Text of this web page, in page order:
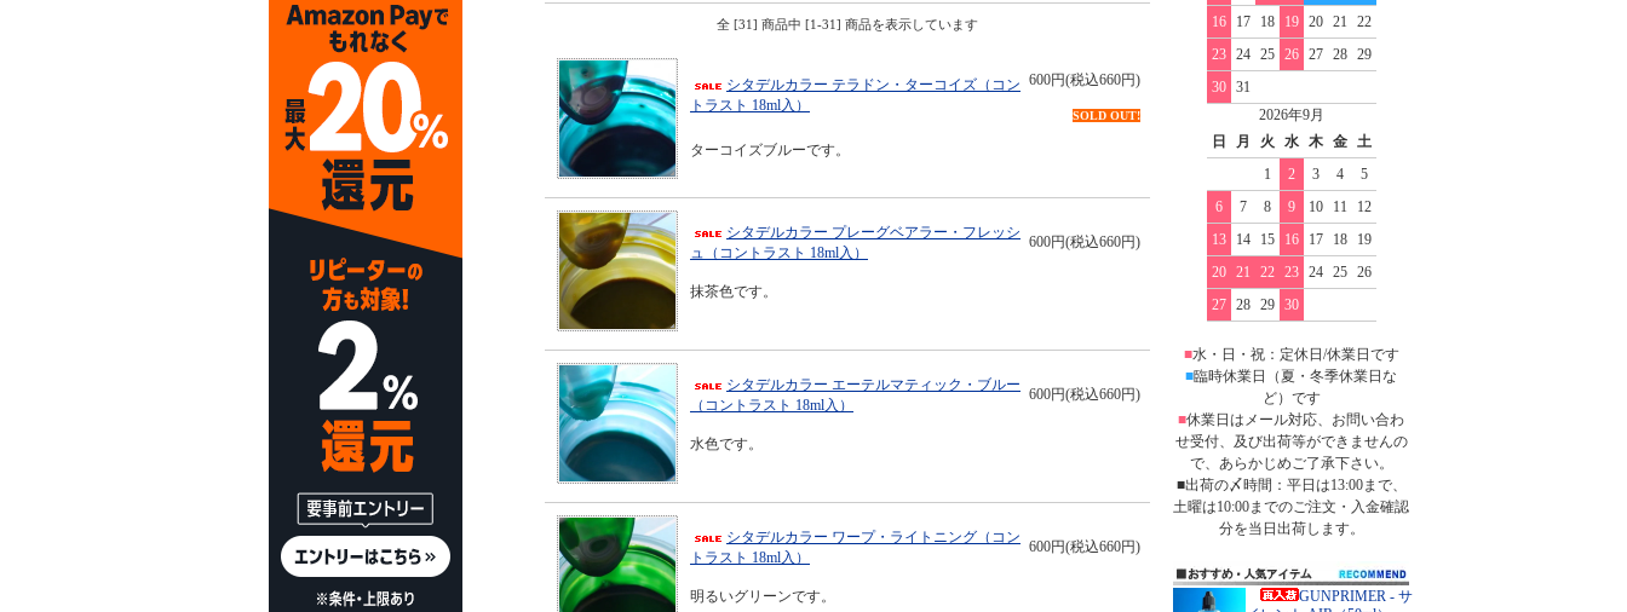
全 [31] 商品中 [1-31] 商品を表示しています
シタデルカラー テラドン・ターコイズ（コン
トラスト 18ml入）
600円(税込660円)
SOLD OUT!
ターコイズブルーです。
シタデルカラー プレーグベアラー・フレッシ
ュ（コントラスト 18ml入）
600円(税込660円)
抹茶色です。
シタデルカラー エーテルマティック・ブルー
（コントラスト 18ml入）
600円(税込660円)
水色です。
シタデルカラー ワープ・ライトニング（コン
トラスト 18ml入）
600円(税込660円)
明るいグリーンです。
16
17 18 19 20 21
22
23
24 25 26 27 28
29
30
31
2026年9月
日
月 火 水 木 金
土
1
2 3 4
5
6
7 8 9 10 11
12
13
14 15 16 17 18
19
20
21 22 23 24 25
26
27
28 29 30
■水・日・祝：定休日/休業日です
■臨時休業日（夏・冬季休業日な
ど）です
■休業日はメール対応、お問い合わ
せ受付、及び出荷等ができませんの
で、あらかじめご了承下さい。
■出荷の〆時間：平日は13:00まで、
土曜は10:00までのご注文・入金確認
分を当日出荷します。
GUNPRIMER - サ